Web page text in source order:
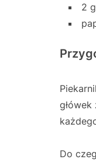
2
Do